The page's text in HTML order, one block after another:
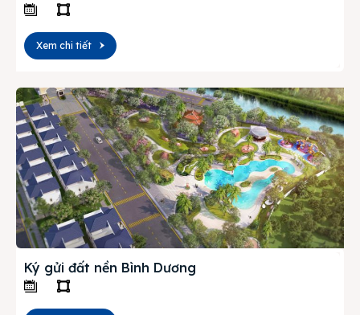
Xem chi tiết
Ký gửi đất nền Bình Dương